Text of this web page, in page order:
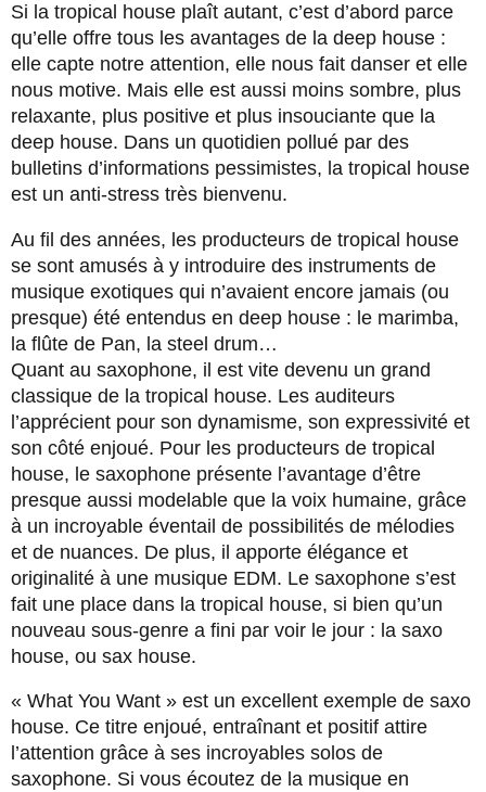
Si la tropical house plaît autant, c’est d’abord parce
qu’elle offre tous les avantages de la deep house :
elle capte notre attention, elle nous fait danser et elle
nous motive. Mais elle est aussi moins sombre, plus
relaxante, plus positive et plus insouciante que la
deep house. Dans un quotidien pollué par des
bulletins d’informations pessimistes, la tropical house
est un anti-stress très bienvenu.
Au fil des années, les producteurs de tropical house
se sont amusés à y introduire des instruments de
musique exotiques qui n’avaient encore jamais (ou
presque) été entendus en deep house : le marimba,
la flûte de Pan, la steel drum…
Quant au saxophone, il est vite devenu un grand
classique de la tropical house. Les auditeurs
l’apprécient pour son dynamisme, son expressivité et
son côté enjoué. Pour les producteurs de tropical
house, le saxophone présente l’avantage d’être
presque aussi modelable que la voix humaine, grâce
à un incroyable éventail de possibilités de mélodies
et de nuances. De plus, il apporte élégance et
originalité à une musique EDM. Le saxophone s’est
fait une place dans la tropical house, si bien qu’un
nouveau sous-genre a fini par voir le jour : la saxo
house, ou sax house.
« What You Want » est un excellent exemple de saxo
house. Ce titre enjoué, entraînant et positif attire
l’attention grâce à ses incroyables solos de
saxophone. Si vous écoutez de la musique en